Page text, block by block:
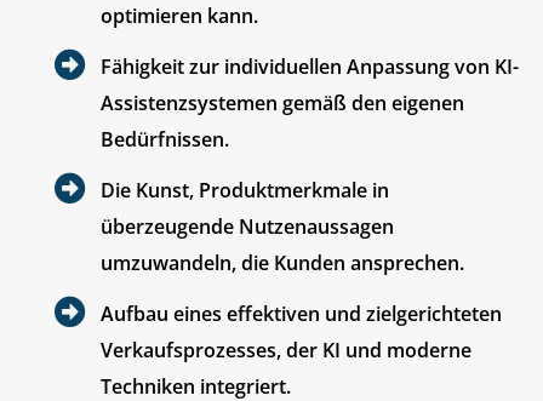
optimieren kann.
Fähigkeit zur individuellen Anpassung von KI-
Assistenzsystemen gemäß den eigenen
Bedürfnissen.
Die Kunst, Produktmerkmale in
überzeugende Nutzenaussagen
umzuwandeln, die Kunden ansprechen.
Aufbau eines effektiven und zielgerichteten
Verkaufsprozesses, der KI und moderne
Techniken integriert.